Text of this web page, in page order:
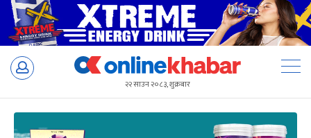
Skip
२२ साउन २०८३, शुक्रबार